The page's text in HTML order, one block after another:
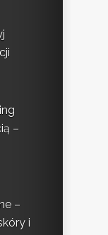
–
–
i